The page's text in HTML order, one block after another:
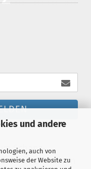
und andere
auch von
der Website zu
Schanz-
von exklusiven